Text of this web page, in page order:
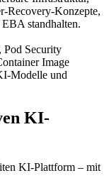
Recovery-Konzepte,
standhalten.
Pod Security
Image
Modelle und
KI-
KI-Plattform – mit